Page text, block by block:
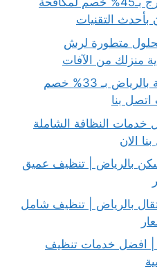
التقنيات
متطورة لرش
شركة تنظيف حي السليمانية بالرياض بـ 33% خصم
بنا
النظافة الشاملة
بالرياض | تنظيف عميق
بالرياض | تنظيف شامل
| افضل خدمات تنظيف